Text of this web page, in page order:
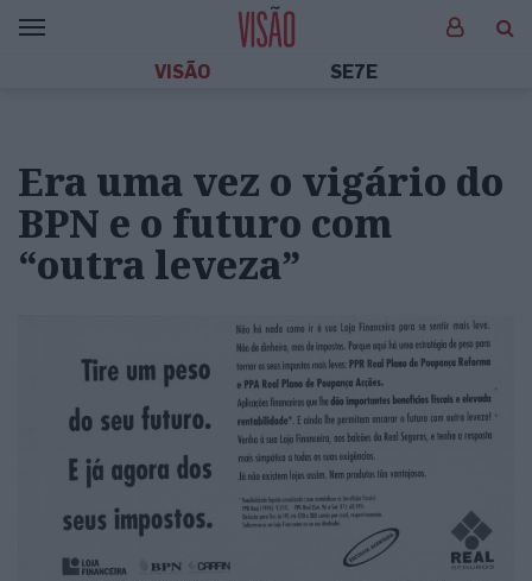
VISÃO SE7E
Era uma vez o vigário do
BPN e o futuro com
“outra leveza”